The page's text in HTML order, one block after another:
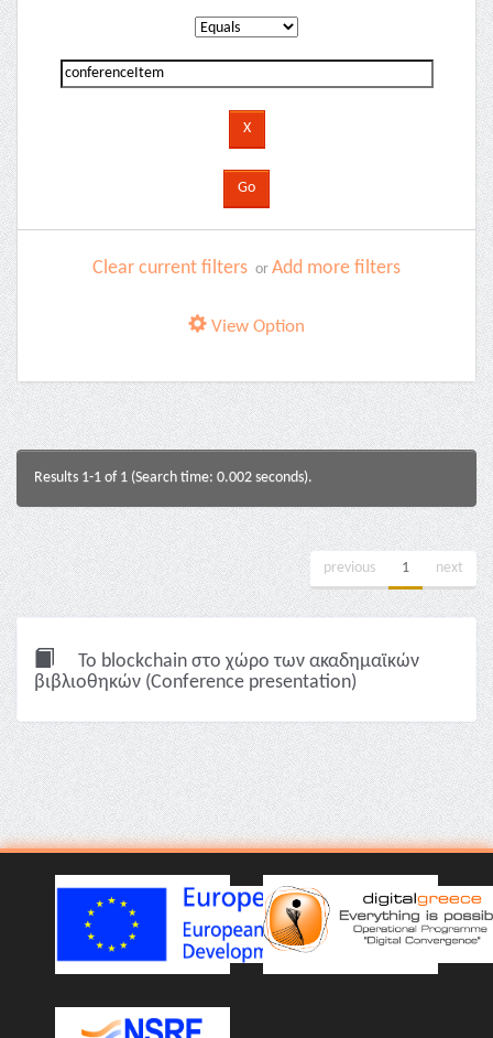
Clear current filters or Add more filters
View Option
Results 1-1 of 1 (Search time: 0.002 seconds).
previous 1 next
To blockchain στο χώρο των ακαδημαϊκών
βιβλιοθηκών (Conference presentation)